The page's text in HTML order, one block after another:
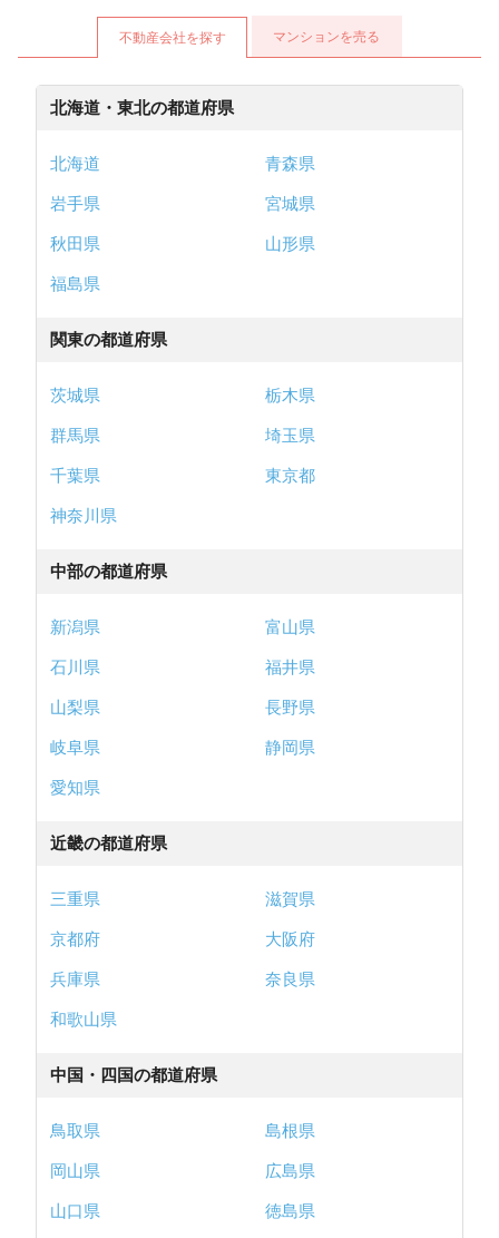
不動産会社を探す マンションを売る
北海道・東北の都道府県
北海道
青森県
岩手県
宮城県
秋田県
山形県
福島県
関東の都道府県
茨城県
栃木県
群馬県
埼玉県
千葉県
東京都
神奈川県
中部の都道府県
新潟県
富山県
石川県
福井県
山梨県
長野県
岐阜県
静岡県
愛知県
近畿の都道府県
三重県
滋賀県
京都府
大阪府
兵庫県
奈良県
和歌山県
中国・四国の都道府県
鳥取県
島根県
岡山県
広島県
山口県
徳島県